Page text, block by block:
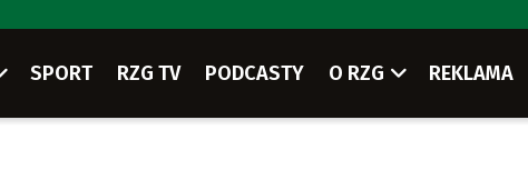
SPORT RZG TV PODCASTY O RZG REKLAMA